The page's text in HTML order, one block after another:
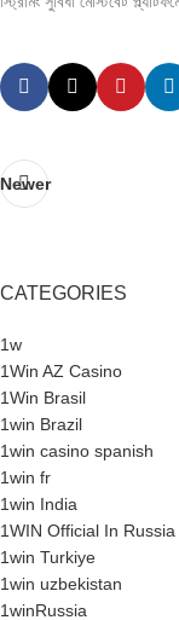
Newer
CATEGORIES
1w
1Win AZ Casino
1Win Brasil
1win Brazil
1win casino spanish
1win fr
1win India
1WIN Official In Russia
1win Turkiye
1win uzbekistan
1winRussia